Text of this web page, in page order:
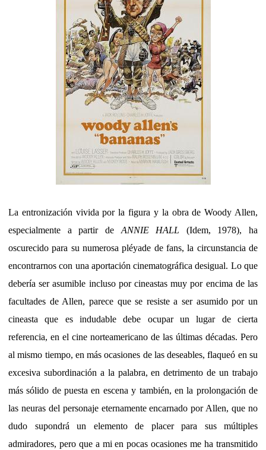
La entronización vivida por la figura y la obra de Woody Allen,
especialmente a partir de ANNIE HALL (Idem, 1978), ha
oscurecido para su numerosa pléyade de fans, la circunstancia de
encontrarnos con una aportación cinematográfica desigual. Lo que
debería ser asumible incluso por cineastas muy por encima de las
facultades de Allen, parece que se resiste a ser asumido por un
cineasta que es indudable debe ocupar un lugar de cierta
referencia, en el cine norteamericano de las últimas décadas. Pero
al mismo tiempo, en más ocasiones de las deseables, flaqueó en su
excesiva subordinación a la palabra, en detrimento de un trabajo
más sólido de puesta en escena y también, en la prolongación de
las neuras del personaje eternamente encarnado por Allen, que no
dudo supondrá un elemento de placer para sus múltiples
admiradores, pero que a mi en pocas ocasiones me ha transmitido